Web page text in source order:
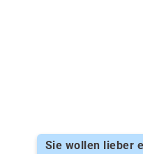
Sie wollen lieber